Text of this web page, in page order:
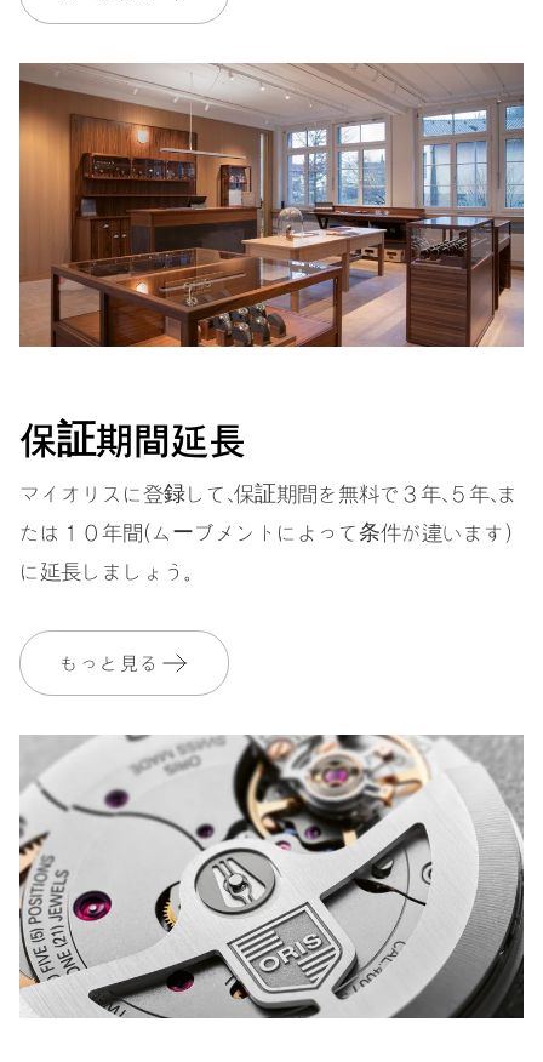
MyOrisにご加入いただくと、保証期間を次の期間まで無料で延長いたし
ます。 3 年
MYORIS
保証期間延長
マイオリスに登録して、保証期間を無料で３年、５年、ま
たは１０年間（ムーブメントによって条件が違います）
に延長しましょう。
もっと見る